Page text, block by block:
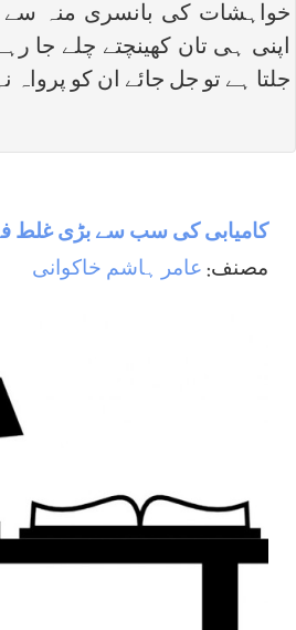
خواہشات کی بانسری منہ سے
اپنی ہی تان کھینچتے چلے جا
جلتا ہے تو جل جائے ان کو پرواہ
کامیابی کی سب سے بڑی غلط
مصنف: عامر ہاشم خاکوانی